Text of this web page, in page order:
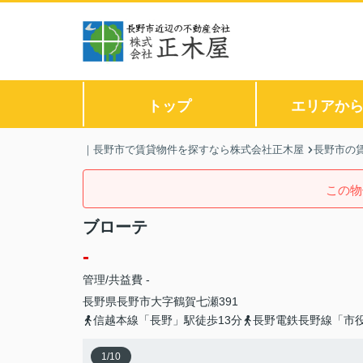
トップ エリアか
｜長野市で賃貸物件を探すなら株式会社正木屋 長野市の
この
ブローテ
-
管理/共益費 -
長野県長野市大字鶴賀七瀬391
信越本線「長野」駅徒歩13分
長野電鉄長野線「市
1/10